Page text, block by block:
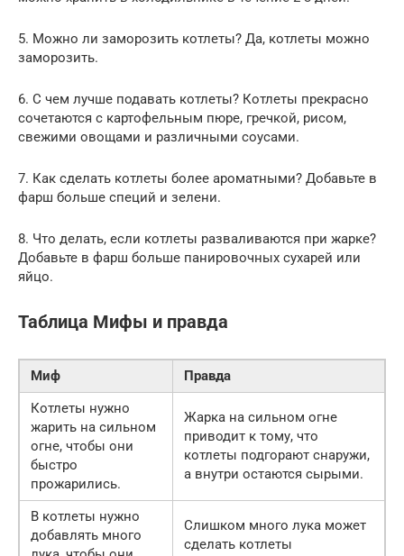
5. Можно ли заморозить котлеты? Да, котлеты можно
заморозить.
6. С чем лучше подавать котлеты? Котлеты прекрасно
сочетаются с картофельным пюре, гречкой, рисом,
свежими овощами и различными соусами.
7. Как сделать котлеты более ароматными? Добавьте в
фарш больше специй и зелени.
8. Что делать, если котлеты разваливаются при жарке?
Добавьте в фарш больше панировочных сухарей или
яйцо.
Таблица Мифы и правда
Миф
Правда
Котлеты нужно
жарить на сильном
огне, чтобы они
быстро
прожарились.
Жарка на сильном огне
приводит к тому, что
котлеты подгорают снаружи,
а внутри остаются сырыми.
В котлеты нужно
добавлять много
Слишком много лука может
сделать котлеты